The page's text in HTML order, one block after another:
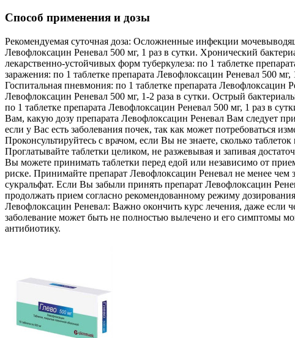
Способ применения и дозы
Рекомендуемая суточная доза: Осложненные инфекции
Левофлоксацин Реневал 500 мг, 1 раз в сутки. Хронический
лекарственно-устойчивых форм туберкулеза: по 1 таблетке
заражения: по 1 таблетке препарата Левофлоксацин Реневал 500
Госпитальная пневмония: по 1 таблетке препарата
Левофлоксацин Реневал 500 мг, 1-2 раза в сутки. Острый
по 1 таблетке препарата Левофлоксацин Реневал 500 мг, 1 раз в
Вам, какую дозу препарата Левофлоксацин Реневал Вам следует
если у Вас есть заболевания почек, так как может потребоваться
Проконсультируйтесь с врачом, если Вы не знаете, сколько
Проглатывайте таблетки целиком, не разжевывая и запивая
Вы можете принимать таблетки перед едой или независимо от
риске. Принимайте препарат Левофлоксацин Реневал не менее
сукральфат. Если Вы забыли принять препарат Левофлоксацин
продолжать прием согласно рекомендованному режиму
Левофлоксацин Реневал: Важно окончить курс лечения, даже если
заболевание может быть не полностью вылечено и его симптомы
антибиотику.